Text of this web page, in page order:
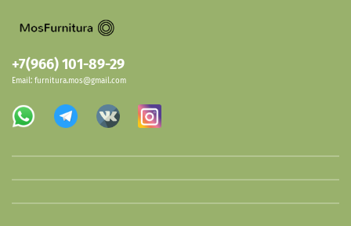
+7(966) 101-89-29
Email: furnitura.mos@gmail.com